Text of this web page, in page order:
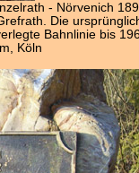
- Nörvenich
Die
Bahnlinie bis
Köln